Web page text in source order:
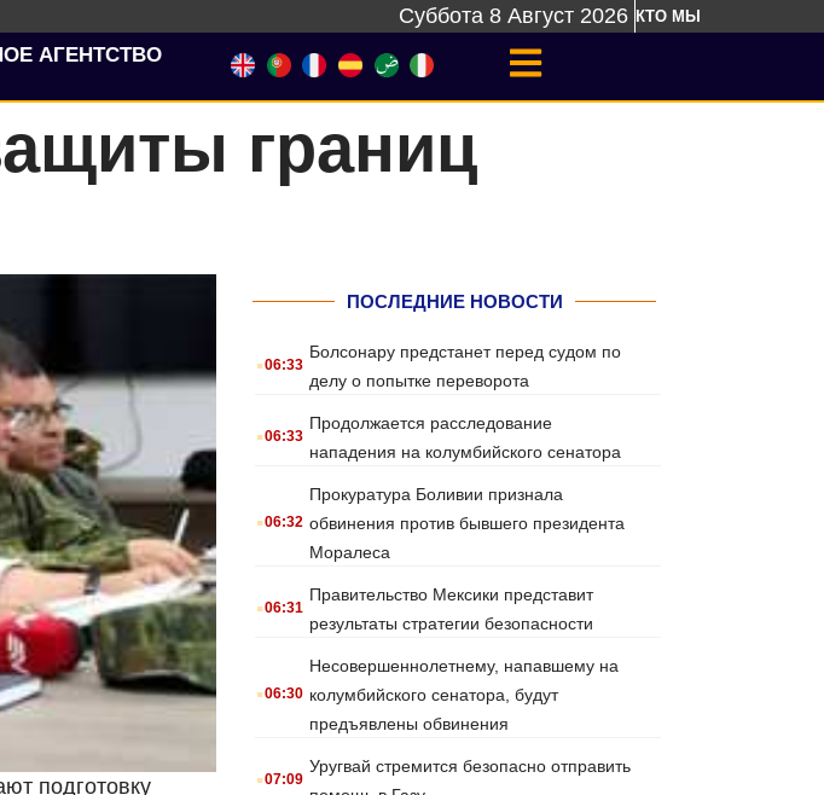
Суббота 8 Август 2026 КТО МЫ
АГЕНТСТВО
границ
подготовку
ПОСЛЕДНИЕ НОВОСТИ
.06:33
Болсонару предстанет перед судом по
делу о попытке переворота
.06:33
Продолжается расследование
нападения на колумбийского сенатора
.06:32
Прокуратура Боливии признала
обвинения против бывшего президента
Моралеса
.06:31
Правительство Мексики представит
результаты стратегии безопасности
.06:30
Несовершеннолетнему, напавшему на
колумбийского сенатора, будут
предъявлены обвинения
.07:09
Уругвай стремится безопасно отправить